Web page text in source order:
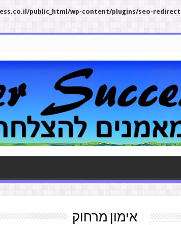
public_html/wp-content/plugins/seo-
אימון מרחוק